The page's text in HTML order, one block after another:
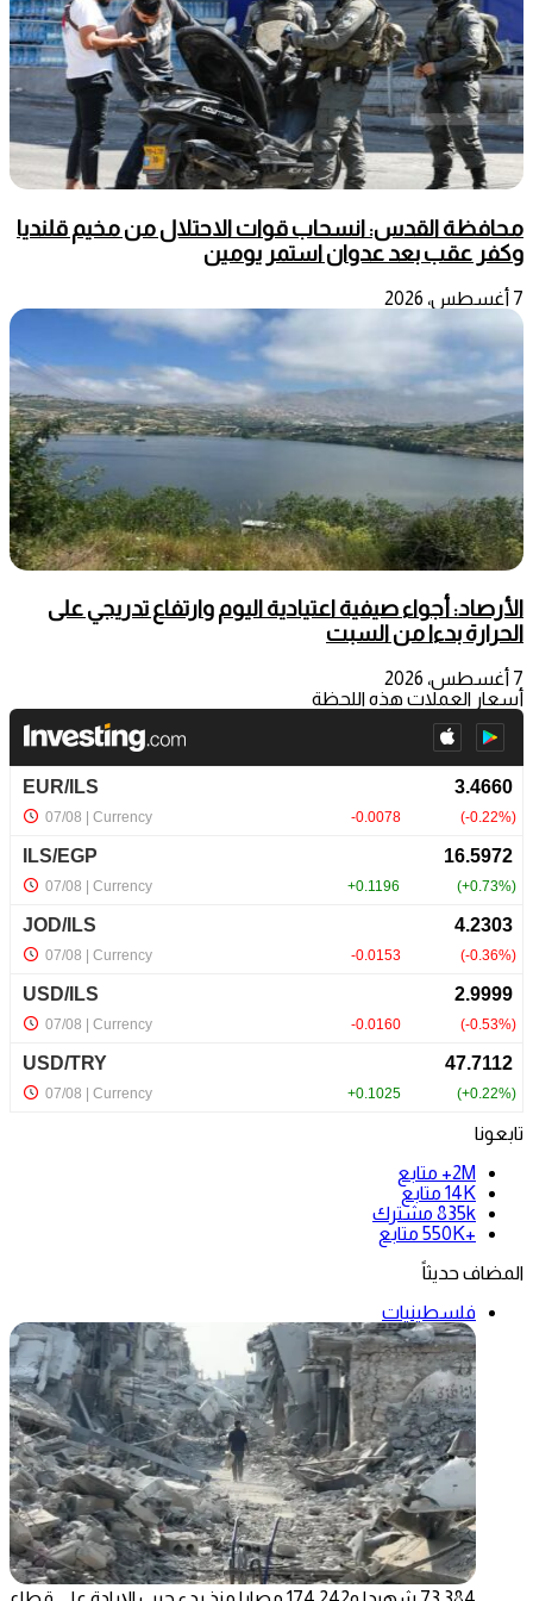
محافظة القدس: انسحاب قوات الاحتلال من مخيم قلنديا
وكفر عقب بعد عدوان استمر يومين
7 أغسطس، 2026
الأرصاد: أجواء صيفية اعتيادية اليوم وارتفاع تدريجي على
الحرارة بدءا من السبت
7 أغسطس، 2026
أسعار العملات هذه اللحظة
تابعونا
2M+
متابع
14K متابع
835k مشترك
+550K
متابع
المضاف حديثاً
فلسطينيات